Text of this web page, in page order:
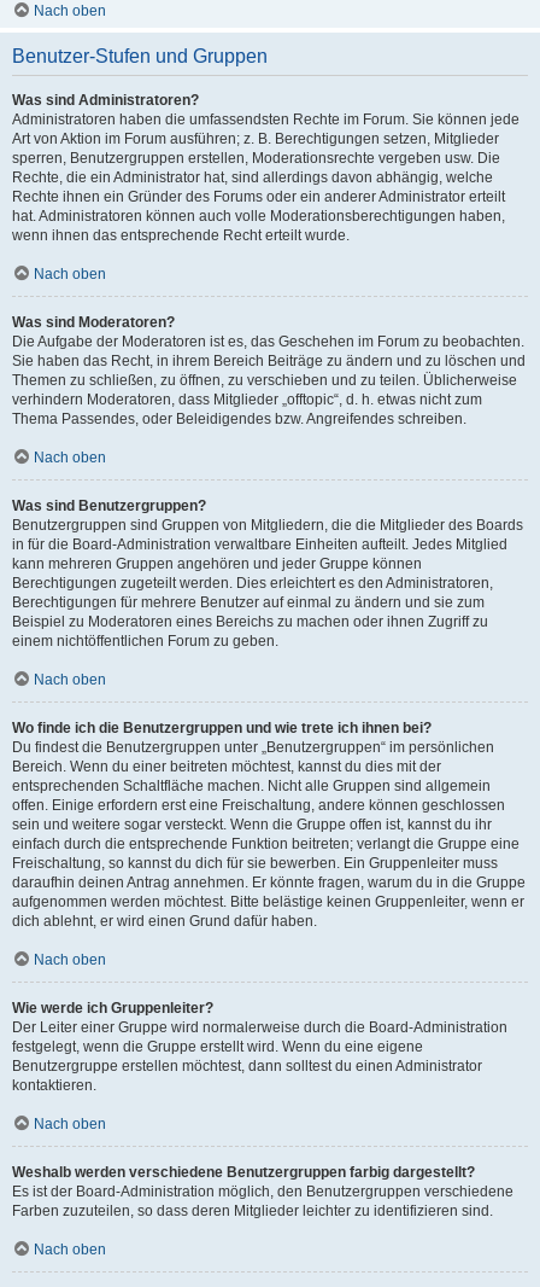
Nach oben
Benutzer-Stufen und Gruppen
Was sind Administratoren?
Administratoren haben die umfassendsten Rechte im Forum. Sie können jede
Art von Aktion im Forum ausführen; z. B. Berechtigungen setzen, Mitglieder
sperren, Benutzergruppen erstellen, Moderationsrechte vergeben usw. Die
Rechte, die ein Administrator hat, sind allerdings davon abhängig, welche
Rechte ihnen ein Gründer des Forums oder ein anderer Administrator erteilt
hat. Administratoren können auch volle Moderationsberechtigungen haben,
wenn ihnen das entsprechende Recht erteilt wurde.
Nach oben
Was sind Moderatoren?
Die Aufgabe der Moderatoren ist es, das Geschehen im Forum zu beobachten.
Sie haben das Recht, in ihrem Bereich Beiträge zu ändern und zu löschen und
Themen zu schließen, zu öffnen, zu verschieben und zu teilen. Üblicherweise
verhindern Moderatoren, dass Mitglieder „offtopic“, d. h. etwas nicht zum
Thema Passendes, oder Beleidigendes bzw. Angreifendes schreiben.
Nach oben
Was sind Benutzergruppen?
Benutzergruppen sind Gruppen von Mitgliedern, die die Mitglieder des Boards
in für die Board-Administration verwaltbare Einheiten aufteilt. Jedes Mitglied
kann mehreren Gruppen angehören und jeder Gruppe können
Berechtigungen zugeteilt werden. Dies erleichtert es den Administratoren,
Berechtigungen für mehrere Benutzer auf einmal zu ändern und sie zum
Beispiel zu Moderatoren eines Bereichs zu machen oder ihnen Zugriff zu
einem nichtöffentlichen Forum zu geben.
Nach oben
Wo finde ich die Benutzergruppen und wie trete ich ihnen bei?
Du findest die Benutzergruppen unter „Benutzergruppen“ im persönlichen
Bereich. Wenn du einer beitreten möchtest, kannst du dies mit der
entsprechenden Schaltfläche machen. Nicht alle Gruppen sind allgemein
offen. Einige erfordern erst eine Freischaltung, andere können geschlossen
sein und weitere sogar versteckt. Wenn die Gruppe offen ist, kannst du ihr
einfach durch die entsprechende Funktion beitreten; verlangt die Gruppe eine
Freischaltung, so kannst du dich für sie bewerben. Ein Gruppenleiter muss
daraufhin deinen Antrag annehmen. Er könnte fragen, warum du in die Gruppe
aufgenommen werden möchtest. Bitte belästige keinen Gruppenleiter, wenn er
dich ablehnt, er wird einen Grund dafür haben.
Nach oben
Wie werde ich Gruppenleiter?
Der Leiter einer Gruppe wird normalerweise durch die Board-Administration
festgelegt, wenn die Gruppe erstellt wird. Wenn du eine eigene
Benutzergruppe erstellen möchtest, dann solltest du einen Administrator
kontaktieren.
Nach oben
Weshalb werden verschiedene Benutzergruppen farbig dargestellt?
Es ist der Board-Administration möglich, den Benutzergruppen verschiedene
Farben zuzuteilen, so dass deren Mitglieder leichter zu identifizieren sind.
Nach oben